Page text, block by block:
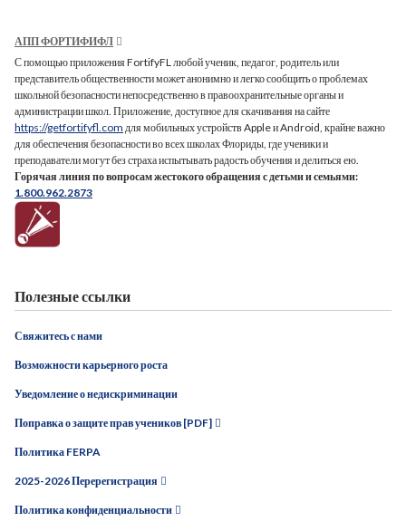
АПП ФОРТИФИФЛ
С помощью приложения FortifyFL любой ученик, педагог, родитель или
представитель общественности может анонимно и легко сообщить о проблемах
школьной безопасности непосредственно в правоохранительные органы и
администрации школ. Приложение, доступное для скачивания на сайте
https://getfortifyfl.com для мобильных устройств Apple и Android, крайне важно
для обеспечения безопасности во всех школах Флориды, где ученики и
преподаватели могут без страха испытывать радость обучения и делиться ею.
Горячая линия по вопросам жестокого обращения с детьми и семьями:
1.800.962.2873
Полезные ссылки
Свяжитесь с нами
Возможности карьерного роста
Уведомление о недискриминации
Поправка о защите прав учеников [PDF]
Политика FERPA
2025-2026 Перерегистрация
Политика конфиденциальности